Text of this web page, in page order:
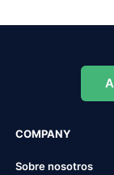
COMPANY
Sobre nosotros